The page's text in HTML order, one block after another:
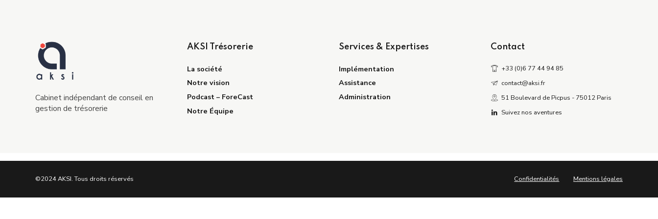
Cabinet indépendant de conseil en
gestion de trésorerie
AKSI Trésorerie
La société
Notre vision
Podcast – ForeCast
Notre Équipe
Services & Expertises
Implémentation
Assistance
Administration
Contact
+33 (0)6 77 44 94 85
contact@aksi.fr
51 Boulevard de Picpus - 75012 Paris
Suivez nos aventures
©2024 AKSI. Tous droits réservés Confidentialités Mentions légales